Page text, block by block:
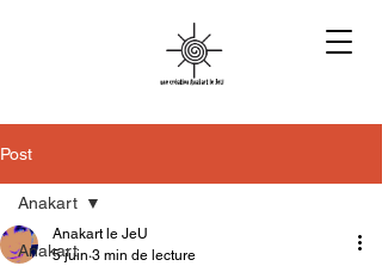
Post
Anakart
Anakart
Anakart le JeU
5 juin 3 min de lecture